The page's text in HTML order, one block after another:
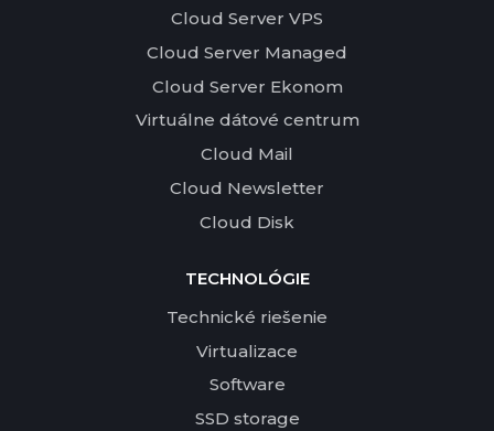
Cloud Server VPS
Cloud Server Managed
Cloud Server Ekonom
Virtuálne dátové centrum
Cloud Mail
Cloud Newsletter
Cloud Disk
TECHNOLÓGIE
Technické riešenie
Virtualizace
Software
SSD storage